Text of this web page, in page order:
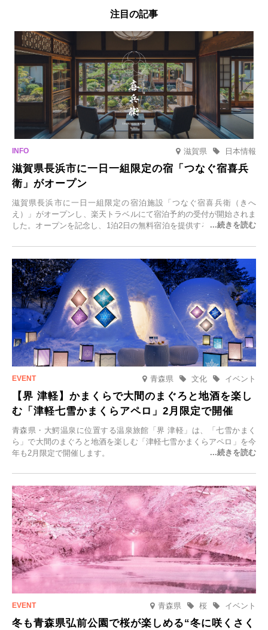
注目の記事
滋賀県 日本情報
滋賀県長浜市に一日一組限定の宿「つなぐ宿喜兵
衛」がオープン
滋賀県長浜市に一日一組限定の宿泊施設「つなぐ宿喜兵衛（きへ
え）」がオープンし、楽天トラベルにて宿泊予約の受付が開始されま
した。オープンを記念し、1泊2日の無料宿泊を提供するキャンペーン
一組限定の宿だからこそ叶う、大切な人との特別な時間を体験いただ
けます。
青森県 イベント
文化
【界 津軽】かまくらで大間のまぐろと地酒を楽し
む「津軽七雪かまくらアペロ」2月限定で開催
青森県・大鰐温泉に位置する温泉旅館「界 津軽」は、「七雪かまく
ら」で大間のまぐろと地酒を楽しむ「津軽七雪かまくらアペロ」を今
年も2月限定で開催します。
青森県 イベント
桜
冬も青森県弘前公園で桜が楽しめる“冬に咲くさく